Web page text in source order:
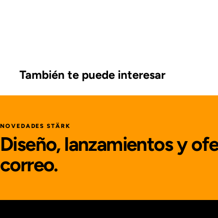
También te puede interesar
NOVEDADES STÄRK
Diseño, lanzamientos y
correo.